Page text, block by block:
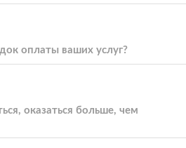
оплаты ваших услуг?
оказаться больше, чем